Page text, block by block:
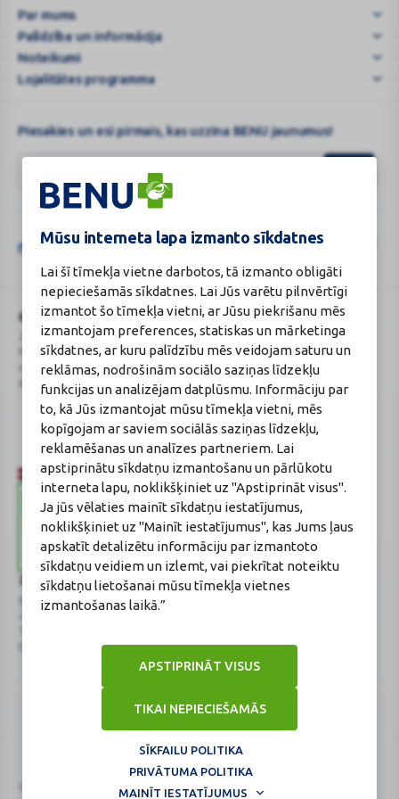
Mūsu interneta lapa izmanto sīkdatnes
Lai šī tīmekļa vietne darbotos, tā izmanto obligāti
nepieciešamās sīkdatnes. Lai Jūs varētu pilnvērtīgi
izmantot šo tīmekļa vietni, ar Jūsu piekrišanu mēs
izmantojam preferences, statiskas un mārketinga
sīkdatnes, ar kuru palīdzību mēs veidojam saturu un
reklāmas, nodrošinām sociālo saziņas līdzekļu
funkcijas un analizējam datplūsmu. Informāciju par
to, kā Jūs izmantojat mūsu tīmekļa vietni, mēs
kopīgojam ar saviem sociālās saziņas līdzekļu,
reklamēšanas un analīzes partneriem. Lai
apstiprinātu sīkdatņu izmantošanu un pārlūkotu
interneta lapu, noklikšķiniet uz "Apstiprināt visus".
Ja jūs vēlaties mainīt sīkdatņu iestatījumus,
noklikšķiniet uz "Mainīt iestatījumus", kas Jums ļaus
apskatīt detalizētu informāciju par izmantoto
sīkdatņu veidiem un izlemt, vai piekrītat noteiktu
sīkdatņu lietošanai mūsu tīmekļa vietnes
izmantošanas laikā.”
TIKAI NEPIECIEŠAMĀS
APSTIPRINĀT VISUS
SĪKFAILU POLITIKA
PRIVĀTUMA POLITIKA
MAINĪT IESTATĪJUMUS
Par mums
Palīdzība un informācija
Noteikumi
Lojalitātes programma
Piesakies un esi pirmais, kas uzzina BENU jaunumus!
Google
reCAPTCHA
Šo vietni aizsargā „reCAPTCHA“, un uz to attiecas „Google“
BENU Aptieka Latvija, SIA
Juridiskā adrese / Faktiskā adrese:
Noliktavu iela 5, Dreiliņi, Stopiņu
novads, LV-2130
Reģistrācijas Nr.: 40003252167
Licence
Licences numurs: A00010
E-aptiekas kontakti
Aptiekas vadītāja:
Sertificēta farmaceite: Jeļena
Gončarova
Reģistrācijas Nr.: F-0834
Sertifikāta Nr.: 215.2025
Zāļu valsts aģentūra
www.zva.gov.lv
Jersikas iela 15, Rīga
E-pasts: info@zva.gov.lv
Veselības inspekcija
E-pasts: vi@vi.gov.lv
. Visas tiesības aizsargātas.
Logo